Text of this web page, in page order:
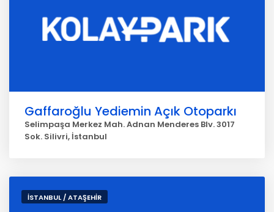
Gaffaroğlu Yediemin Açık Otoparkı
Selimpaşa Merkez Mah. Adnan Menderes Blv. 3017
Sok. Silivri, İstanbul
İSTANBUL / ATAŞEHİR